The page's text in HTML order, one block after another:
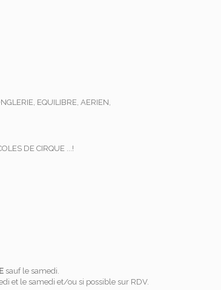
EQUILIBRE, AERIEN,
DE CIRQUE ...!
sauf le samedi.
et le samedi et/ou si possible sur RDV.